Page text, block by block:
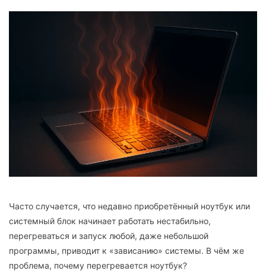
Часто случается, что недавно приобретённый ноутбук или
системный блок начинает работать нестабильно,
перегреваться и запуск любой, даже небольшой
программы, приводит к «зависанию» системы. В чём же
проблема, почему перегревается ноутбук?